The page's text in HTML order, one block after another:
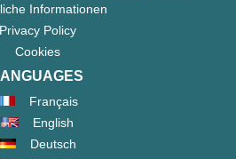
Informationen
Privacy Policy
Cookies
Français
English
Deutsch